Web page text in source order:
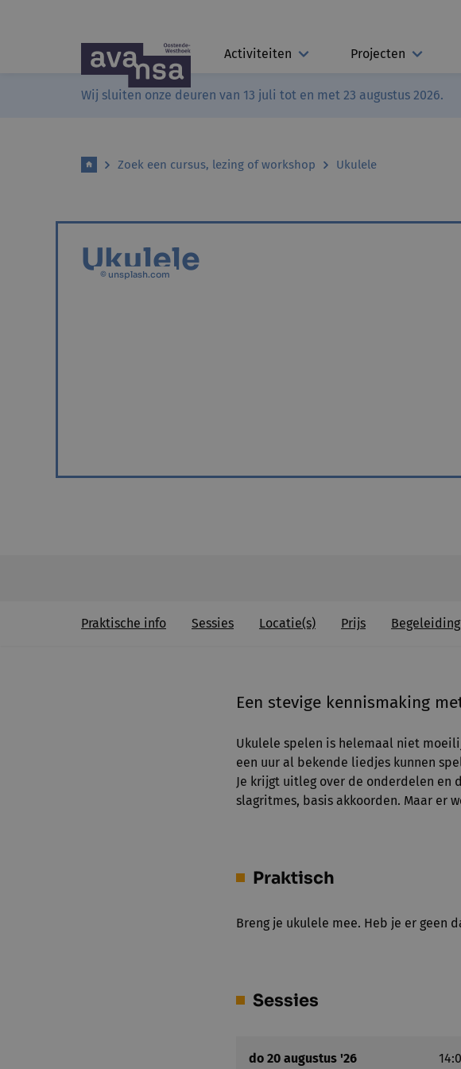
Activiteiten Projecten
Wij sluiten onze deuren van 13 juli tot en met 23 augustus 2026.
Zoek een cursus, lezing of workshop Ukulele
Ukulele
© unsplash.com
Praktische info Sessies Locatie(s) Prijs Begeleiding
Een stevige kennismaking
Ukulele spelen is helemaal niet
een uur al bekende liedjes kunnen
Je krijgt uitleg over de onderdelen en
slagritmes, basis akkoorden. Maar er
Praktisch
Breng je ukulele mee. Heb je er geen
Sessies
do 20 augustus '26